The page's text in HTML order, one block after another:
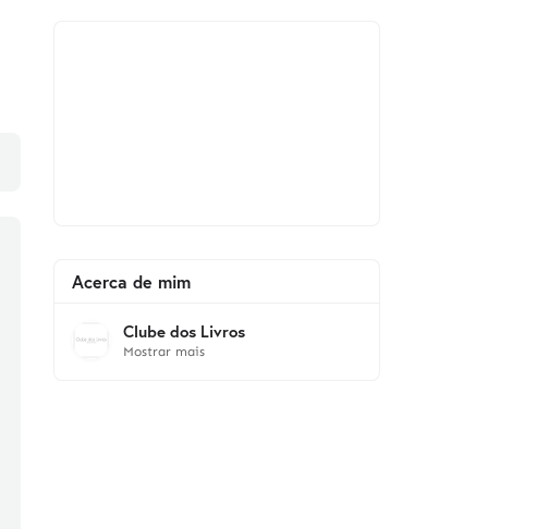
Acerca de mim
Clube dos Livros
Mostrar mais